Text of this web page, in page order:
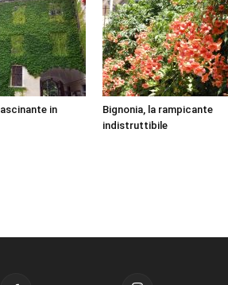
in
Bignonia, la rampicante
indistruttibile